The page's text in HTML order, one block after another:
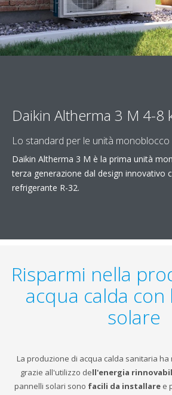
Daikin Altherma 3 M 4-8
Lo standard per le unità monoblocco
Daikin Altherma 3 M è la prima unità
terza generazione dal design innovativo
refrigerante R-32.
Risparmi nella
acqua calda con
solare
La produzione di acqua calda sanitaria ha
grazie all'utilizzo dell'energia
pannelli solari sono facili da installaree